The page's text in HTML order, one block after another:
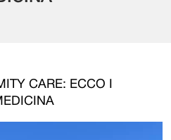
CARE: ECCO I